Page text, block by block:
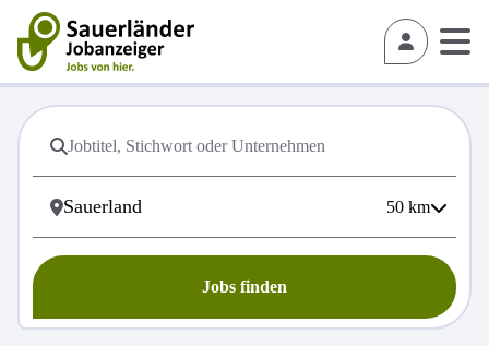
50 km
Jobs finden